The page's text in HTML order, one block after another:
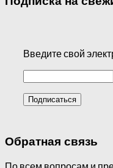
Введите свой
Обратная связь